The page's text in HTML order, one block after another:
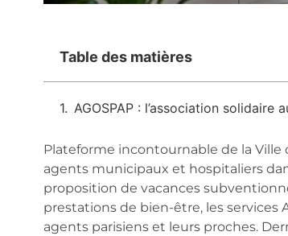
Table des matières
AGOSPAP : l’association
Plateforme incontournable de la Ville
agents municipaux et hospitaliers
proposition de vacances
prestations de bien-être, les services
agents parisiens et leurs proches.